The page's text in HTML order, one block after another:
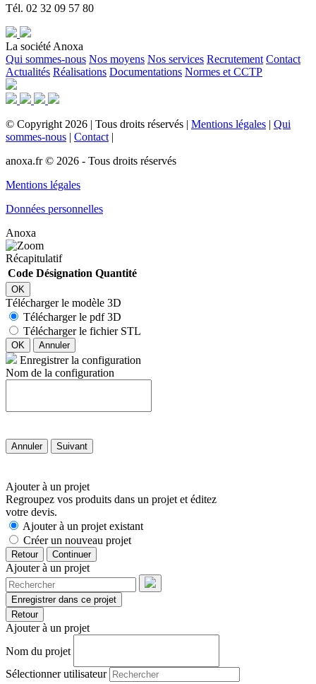
Tél. 02 32 09 57 80
La société Anoxa
Qui sommes-nous Nos moyens Nos services Recrutement Contact
Actualités Réalisations Documentations Normes et CCTP
© Copyright 2026 | Tous droits réservés | Mentions légales | Qui
sommes-nous | Contact |
anoxa.fr © 2026 - Tous droits réservés
Mentions légales
Données personnelles
Anoxa
Récapitulatif
Code Désignation Quantité
OK
Télécharger le modèle 3D
Télécharger le pdf 3D
Télécharger le fichier STL
OK Annuler
Enregistrer la configuration
Nom de la configuration
Annuler Suivant
Ajouter à un projet
Regroupez vos produits dans un projet et éditez
votre devis.
Ajouter à un projet existant
Créer un nouveau projet
Retour Continuer
Ajouter à un projet
Enregistrer dans ce projet
Retour
Ajouter à un projet
Nom du projet
Sélectionner utilisateur